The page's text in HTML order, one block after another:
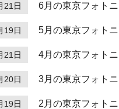
21日 6月の東京フォト
19日 5月の東京フォト
21日 4月の東京フォト
20日 3月の東京フォト
19日 2月の東京フォト